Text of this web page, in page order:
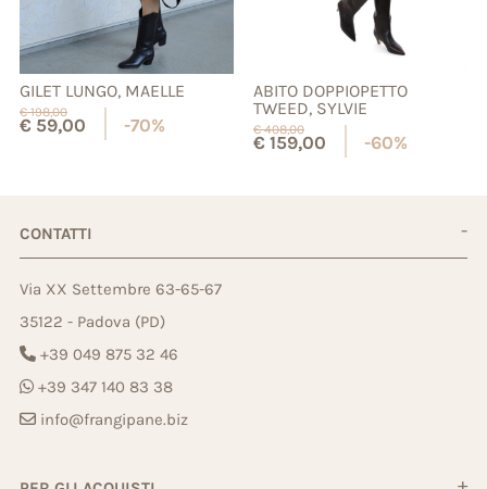
GILET LUNGO, MAELLE
€198,00
€59,00 -70%
ABITO DOPPIOPETTO
TWEED, SYLVIE
€408,00
€159,00 -60%
CONTATTI
Via XX Settembre 63-65-67
35122 - Padova (PD)
+39 049 875 32 46
+39 347 140 83 38
info@frangipane.biz